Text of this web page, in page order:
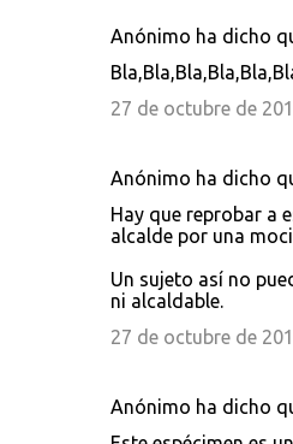
Anónimo ha dicho
27 de octubre de
Anónimo ha dicho
Hay que reprobar a
alcalde por una
Un sujeto así no
ni alcaldable.
27 de octubre de
Anónimo ha dicho